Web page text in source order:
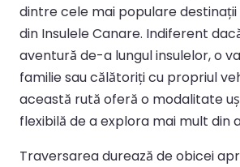
dintre cele mai populare
din Insulele Canare. Indiferent
aventură de-a lungul insulelor, o
familie sau călătoriți cu propriul
această rută oferă o modalitate
flexibilă de a explora mai mult din
Traversarea durează de obicei